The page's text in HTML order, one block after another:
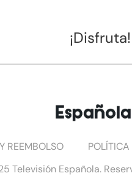
¡Disfruta!
REEMBOLSO
Televisión Española.